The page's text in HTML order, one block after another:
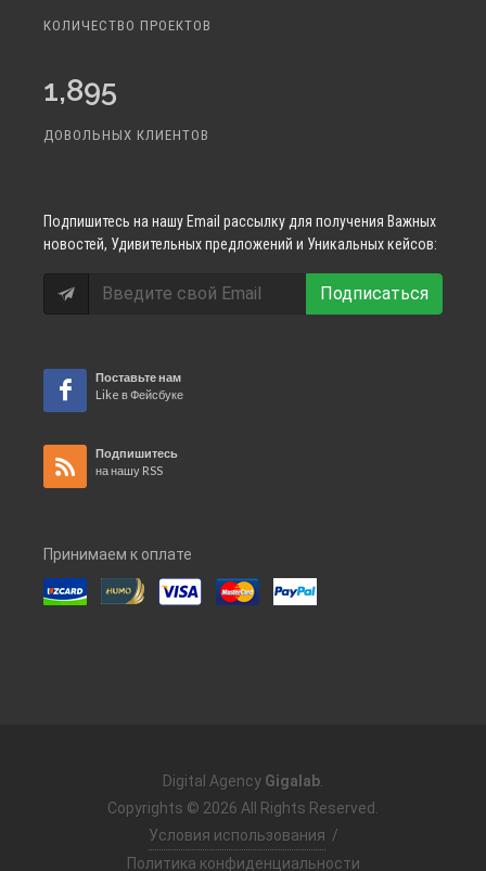
КОЛИЧЕСТВО ПРОЕКТОВ
1,895
ДОВОЛЬНЫХ КЛИЕНТОВ
Подпишитесь на нашу Email рассылку для получения Важных
новостей, Удивительных предложений и Уникальных кейсов:
Подписаться
Поставьте нам
Like в Фейсбуке
Подпишитесь
на нашу RSS
Принимаем к оплате
Digital Agency Gigalab
Copyrights © 2026 All Rights Reserved.
Условия использования /
Политика конфиденциальности